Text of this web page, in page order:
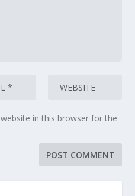
in this browser for the